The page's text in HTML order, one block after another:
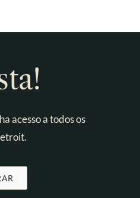
acesso a todos os